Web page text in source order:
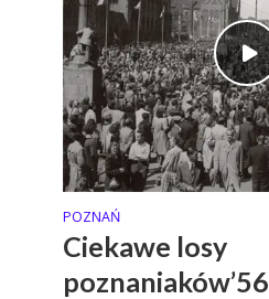
POZNAŃ
Ciekawe losy
poznaniaków’56